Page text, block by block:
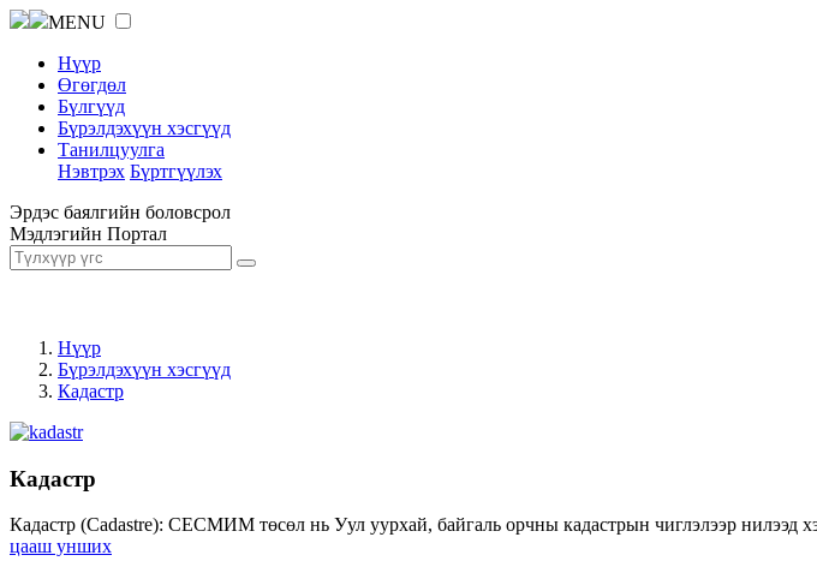
MENU
Нүүр
Өгөгдөл
Бүлгүүд
Бүрэлдэхүүн хэсгүүд
Танилцуулга
Нэвтрэх Бүртгүүлэх
Эрдэс баялгийн боловсрол
Мэдлэгийн Портал
Нүүр
Бүрэлдэхүүн хэсгүүд
Кадастр
Кадастр
Кадастр (Cadastre): СЕСМИМ төсөл нь Уул уурхай, байгаль орчны кадастрын чиглэлээр нилээд
цааш унших